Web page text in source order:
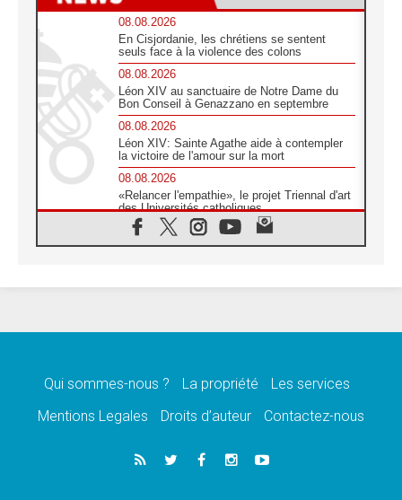
08.08.2026
En Cisjordanie, les chrétiens se sentent
seuls face à la violence des colons
08.08.2026
Léon XIV au sanctuaire de Notre Dame du
Bon Conseil à Genazzano en septembre
08.08.2026
Léon XIV: Sainte Agathe aide à contempler
la victoire de l'amour sur la mort
08.08.2026
«Relancer l'empathie», le projet Triennal d'art
des Universités catholiques
08.08.2026
Signis 2026, donner la parole aux religieuses
07.08.2026
07.08.2026
de l'Assomption et mémoire nationale
«La paix commence par l'empathie» estime
le cardinal Parolin
Qui sommes-nous ? La propriété
Les services
Mentions Legales
Droits d’auteur Contactez-nous